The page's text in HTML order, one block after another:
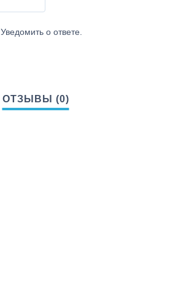
Уведомить о ответе.